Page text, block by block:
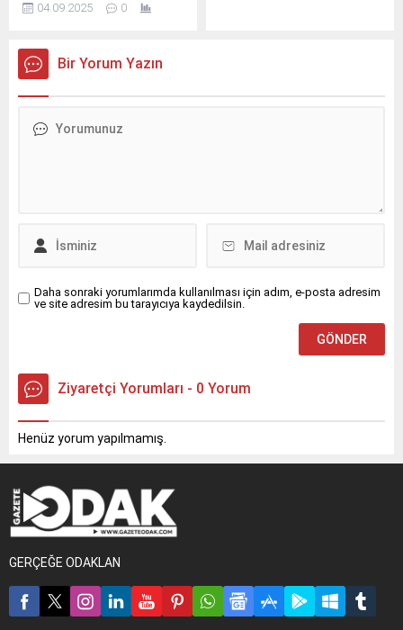
(VBKY), Voleybol Güncesi
cildini “Vazgeçmek
Yok!” adıyla minik okurlarına
04.09.2025 0
Bir Yorum Yazın
Daha sonraki yorumlarımda kullanılması için adım, e-posta adresim
ve site adresim bu tarayıcıya kaydedilsin.
Ziyaretçi Yorumları - 0 Yorum
Henüz yorum yapılmamış.
GERÇEĞE ODAKLAN